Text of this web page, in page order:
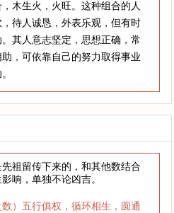
木生火，火旺。这种组合的人
待人诚恳，外表乐观，但有时
其人意志坚定，思想正确，常
，可依靠自己的努力取得事业
先祖留传下来的，和其他数结合
响，单独不论凶吉。
数）五行俱权，循环相生，圆通